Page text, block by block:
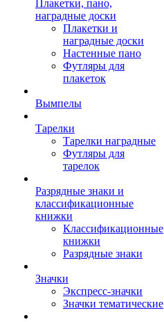
Плакетки, пано,
наградные доски
Плакетки и
наградные доски
Настенные пано
Футляры для
плакеток
Вымпелы
Тарелки
Тарелки наградные
Футляры для
тарелок
Разрядные знаки и
классификационные
книжки
Классификационные
книжки
Разрядные знаки
Значки
Экспресс-значки
Значки тематические